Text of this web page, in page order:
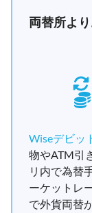
両替所よ
Wiseデビッ
物やATM引
リ内で為替
ーケットレ
で外貨両替